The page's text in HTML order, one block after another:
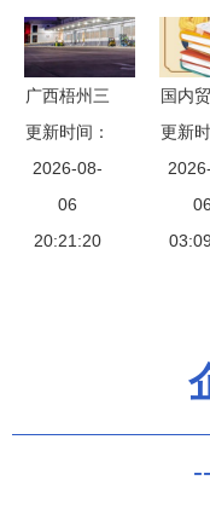
新
广西梧州三
威林业待遇
与国内贸易
代理业务解
析
更新时间：
2026-08-
06
20:21:20
国内
理的
围与
别
更新
06